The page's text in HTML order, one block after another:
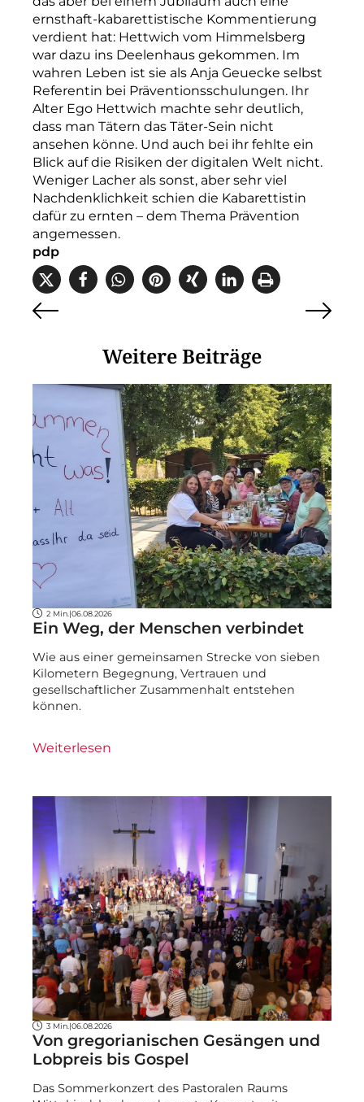
ernsthaft-kabarettistische Kommentierung
verdient hat: Hettwich vom Himmelsberg
war dazu ins Deelenhaus gekommen. Im
wahren Leben ist sie als Anja Geuecke selbst
Referentin bei Präventionsschulungen. Ihr
Alter Ego Hettwich machte sehr deutlich,
dass man Tätern das Täter-Sein nicht
ansehen könne. Und auch bei ihr fehlte ein
Blick auf die Risiken der digitalen Welt nicht.
Weniger Lacher als sonst, aber sehr viel
Nachdenklichkeit schien die Kabarettistin
dafür zu ernten – dem Thema Prävention
angemessen.
pdp
Weitere Beiträge
2 Min. |06.08.2026
Ein Weg, der Menschen verbindet
Wie aus einer gemeinsamen Strecke von sieben
Kilometern Begegnung, Vertrauen und
gesellschaftlicher Zusammenhalt entstehen
können.
Weiterlesen
3 Min. |06.08.2026
Von gregorianischen Gesängen und
Lobpreis bis Gospel
Das Sommerkonzert des Pastoralen Raums